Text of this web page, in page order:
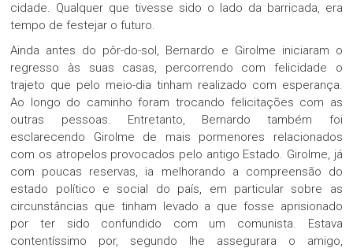
cidade. Qualquer que tivesse sido o lado da barricada, era
tempo de festejar o futuro.
Ainda antes do pôr-do-sol, Bernardo e Girolme iniciaram o
regresso às suas casas, percorrendo com felicidade o
trajeto que pelo meio-dia tinham realizado com esperança.
Ao longo do caminho foram trocando felicitações com as
outras pessoas. Entretanto, Bernardo também foi
esclarecendo Girolme de mais pormenores relacionados
com os atropelos provocados pelo antigo Estado. Girolme, já
com poucas reservas, ia melhorando a compreensão do
estado político e social do país, em particular sobre as
circunstâncias que tinham levado a que fosse aprisionado
por ter sido confundido com um comunista. Estava
contentíssimo por, segundo lhe assegurara o amigo,